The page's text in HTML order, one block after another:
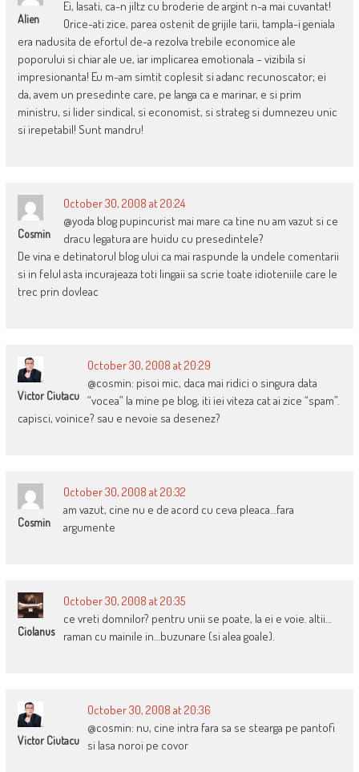
Alien
Ei, lasati, ca-n jiltz cu broderie de argint n-a mai cuvantat!
Orice-ati zice, parea ostenit de grijile tarii, tampla-i geniala
era nadusita de efortul de-a rezolva trebile economice ale
poporului si chiar ale ue, iar implicarea emotionala – vizibila si
impresionanta! Eu m-am simtit coplesit si adanc recunoscator; ei
da, avem un presedinte care, pe langa ca e marinar, e si prim
ministru, si lider sindical, si economist, si strateg si dumnezeu unic
si irepetabil! Sunt mandru!
Cosmin
October 30, 2008 at 20:24
@yoda blog pupincurist mai mare ca tine nu am vazut si ce
dracu legatura are huidu cu presedintele?
De vina e detinatorul blog ului ca mai raspunde la undele comentarii
si in felul asta incurajeaza toti lingaii sa scrie toate idioteniile care le
trec prin dovleac
Victor Ciutacu
October 30, 2008 at 20:29
@cosmin: pisoi mic, daca mai ridici o singura data
“vocea” la mine pe blog, iti iei viteza cat ai zice “spam”.
capisci, voinice? sau e nevoie sa desenez?
Cosmin
October 30, 2008 at 20:32
am vazut, cine nu e de acord cu ceva pleaca…fara
argumente
Ciolanus
October 30, 2008 at 20:35
ce vreti domnilor? pentru unii se poate, la ei e voie. altii…
raman cu mainile in…buzunare (si alea goale).
Victor Ciutacu
October 30, 2008 at 20:36
@cosmin: nu, cine intra fara sa se stearga pe pantofi
si lasa noroi pe covor